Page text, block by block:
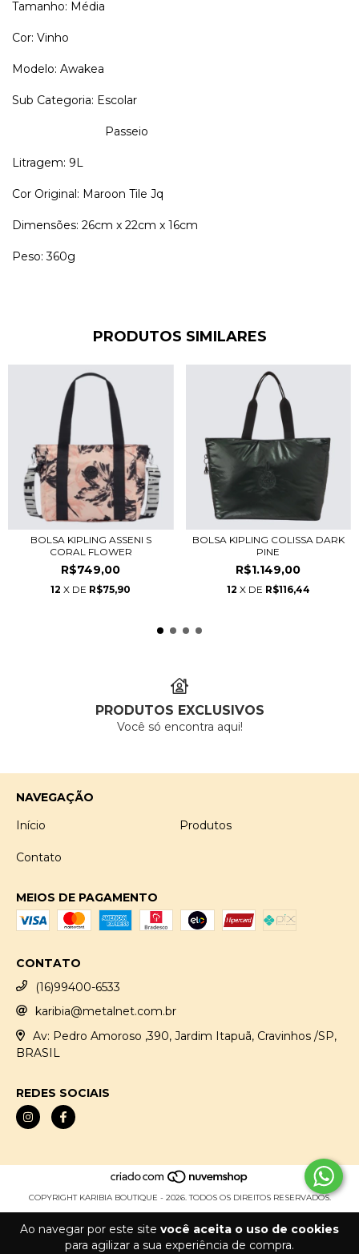
Ao navegar por este site você aceita o uso de cookies
para agilizar a sua experiência de compra.
Tamanho: Média
Cor: Vinho
Modelo: Awakea
Sub Categoria: Escolar
Passeio
Litragem: 9L
Cor Original: Maroon Tile Jq
Dimensões: 26cm x 22cm x 16cm
Peso: 360g
PRODUTOS SIMILARES
BOLSA KIPLING ASSENI S
CORAL FLOWER
R$749,00
12 X DE R$75,90
BOLSA KIPLING COLISSA DARK
PINE
R$1.149,00
12 X DE R$116,44
PRODUTOS EXCLUSIVOS
Você só encontra aqui!
NAVEGAÇÃO
Início
Produtos
Contato
MEIOS DE PAGAMENTO
CONTATO
(16)99400-6533
karibia@metalnet.com.br
Av: Pedro Amoroso ,390, Jardim Itapuã, Cravinhos /SP,
BRASIL
REDES SOCIAIS
COPYRIGHT KARIBIA BOUTIQUE - 2026. TODOS OS DIREITOS RESERVADOS.